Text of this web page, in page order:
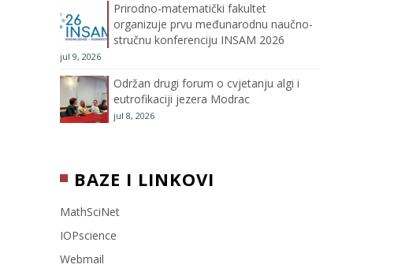
e
l
Prirodno-matematički fakultet
organizuje prvu međunarodnu naučno-
stručnu konferenciju INSAM 2026
jul 9, 2026
Održan drugi forum o cvjetanju algi i
eutrofikaciji jezera Modrac
jul 8, 2026
BAZE I LINKOVI
MathSciNet
IOPscience
Webmail